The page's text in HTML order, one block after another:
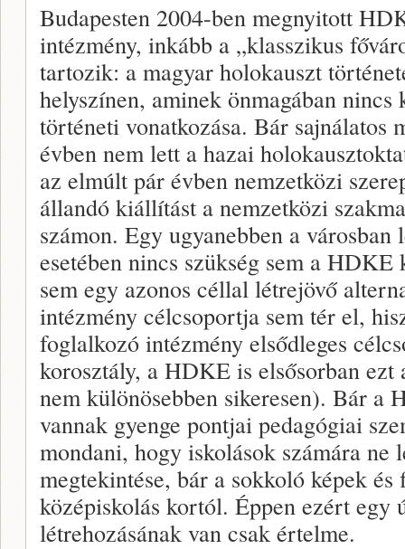
Budapesten 2004-ben megnyitott
intézmény, inkább a „klasszikus
tartozik: a magyar holokauszt
helyszínen, aminek önmagában
történeti vonatkozása. Bár
évben nem lett a hazai
az elmúlt pár évben nemzetközi
állandó kiállítást a nemzetközi
számon. Egy ugyanebben a
esetében nincs szükség sem a
sem egy azonos céllal létrejövő
intézmény célcsoportja sem tér el,
foglalkozó intézmény elsődleges
korosztály, a HDKE is elsősorban
nem különösebben sikeresen). Bár a
vannak gyenge pontjai pedagógiai
mondani, hogy iskolások számára ne
megtekintése, bár a sokkoló képek
középiskolás kortól. Éppen ezért egy
létrehozásának van csak értelme.